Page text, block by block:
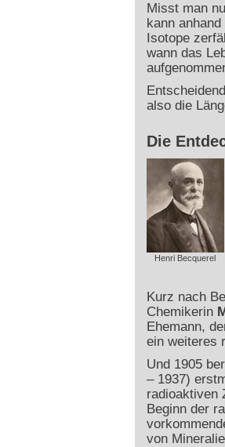
Misst man
kann
Isotope
wann das
also die
Die
Henri Becquerel
Kurz nach
Chemikerin
Ehemann,
ein weiteres
Und 1905
– 1937)
radioaktiven
Beginn der
von